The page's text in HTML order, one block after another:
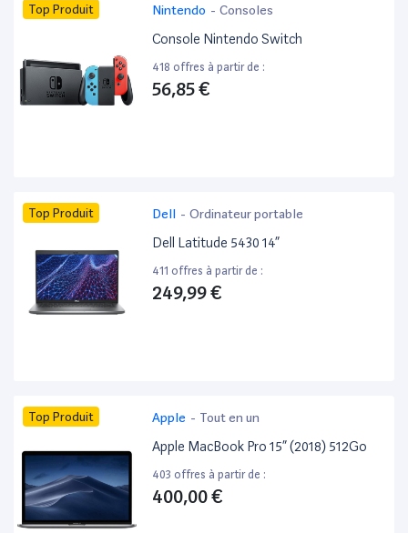
Top Produit Nintendo - Consoles
Console Nintendo Switch
418 offres à partir de :
56,85 €
Top Produit Dell - Ordinateur portable
Dell Latitude 5430 14”
411 offres à partir de :
249,99 €
Top Produit Apple - Tout en un
Apple MacBook Pro 15” (2018) 512Go
403 offres à partir de :
400,00 €